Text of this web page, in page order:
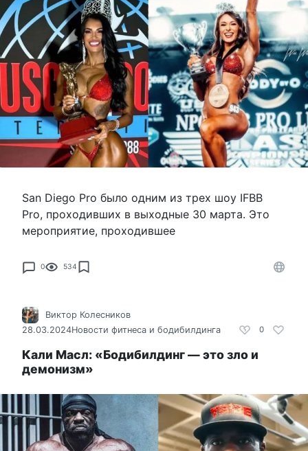
San Diego Pro было одним из трех шоу IFBB
Pro, проходивших в выходные 30 марта. Это
мероприятие, проходившее
0 534
0
Виктор Колесников
28.03.2024Новости фитнеса и бодибилдинга
Кали Масл: «Бодибилдинг — это зло и
демонизм»